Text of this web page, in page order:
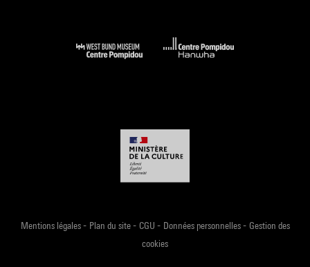
Mentions légales- Plan du site- CGU - Données personnelles- Gestion des
cookies